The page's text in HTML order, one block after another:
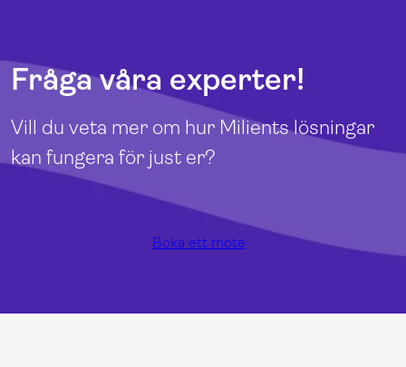
Fråga våra experter!
Vill du veta mer om hur Milients lösningar
kan fungera för just er?
Boka ett möte